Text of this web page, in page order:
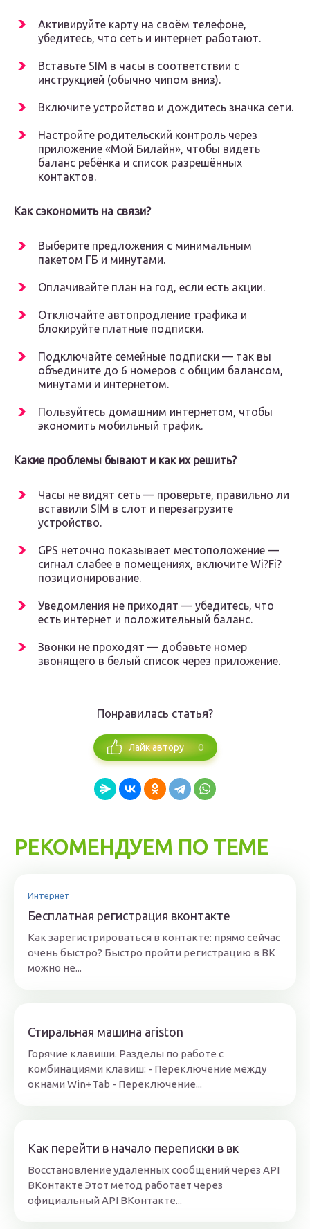
Активируйте карту на своём телефоне,
убедитесь, что сеть и интернет работают.
Вставьте SIM в часы в соответствии с
инструкцией (обычно чипом вниз).
Включите устройство и дождитесь значка сети.
Настройте родительский контроль через
приложение «Мой Билайн», чтобы видеть
баланс ребёнка и список разрешённых
контактов.
Как сэкономить на связи?
Выберите предложения с минимальным
пакетом ГБ и минутами.
Оплачивайте план на год, если есть акции.
Отключайте автопродление трафика и
блокируйте платные подписки.
Подключайте семейные подписки — так вы
объедините до 6 номеров с общим балансом,
минутами и интернетом.
Пользуйтесь домашним интернетом, чтобы
экономить мобильный трафик.
Какие проблемы бывают и как их решить?
Часы не видят сеть — проверьте, правильно ли
вставили SIM в слот и перезагрузите
устройство.
GPS неточно показывает местоположение —
сигнал слабее в помещениях, включите Wi?Fi?
позиционирование.
Уведомления не приходят — убедитесь, что
есть интернет и положительный баланс.
Звонки не проходят — добавьте номер
звонящего в белый список через приложение.
Понравилась статья?
Лайк автору 0
РЕКОМЕНДУЕМ ПО ТЕМЕ
Интернет
Бесплатная регистрация вконтакте
Как зарегистрироваться в контакте: прямо сейчас
очень быстро? Быстро пройти регистрацию в ВК
можно не...
Стиральная машина ariston
Горячие клавиши. Разделы по работе с
комбинациями клавиш: - Переключение между
окнами Win+Tab - Переключение...
Как перейти в начало переписки в вк
Восстановление удаленных сообщений через API
ВКонтакте Этот метод работает через
официальный API ВКонтакте...